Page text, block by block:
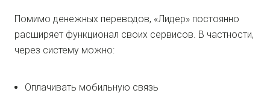
Помимо денежных переводов, «Лидер» постоянно
расширяет функционал своих сервисов. В частности,
через систему можно:
Оплачивать мобильную связь